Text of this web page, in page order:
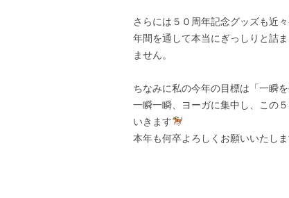
さらには５０周年記念グッズも近
年間を通して本当にぎっしりと詰
ません。
ちなみに私の今年の目標は「一瞬を
一瞬一瞬、ヨーガに集中し、この
いきます
本年も何卒よろしくお願いいたしま